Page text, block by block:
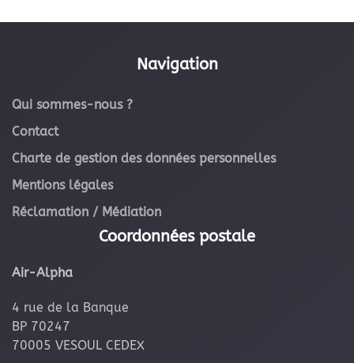
Navigation
Qui sommes-nous ?
Contact
Charte de gestion des données personnelles
Mentions légales
Réclamation / Médiation
Coordonnées postale
Air-Alpha
4 rue de la Banque
BP 70247
70005 VESOUL CEDEX